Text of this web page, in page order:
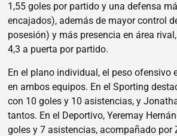
1,55 goles por partido y una defensa
encajados), además de mayor control
posesión) y más presencia en área
4,3 a puerta por partido.
En el plano individual, el peso ofensivo
en ambos equipos. En el Sporting
con 10 goles y 10 asistencias, y
tantos. En el Deportivo, Yeremay
goles y 7 asistencias, acompañado por